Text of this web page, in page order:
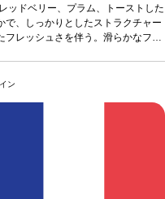
く残る。 合う料理きのこ添え仔牛
ンテージが在庫切れの場合、在庫が
ージに変更されます、ご了承くださ
ッドベリー、プラム、トーストした
で、しっかりとしたストラクチャー
フレッシュさを伴う。滑らかなフィ
ジに変更されます、ご了承くださ
ン